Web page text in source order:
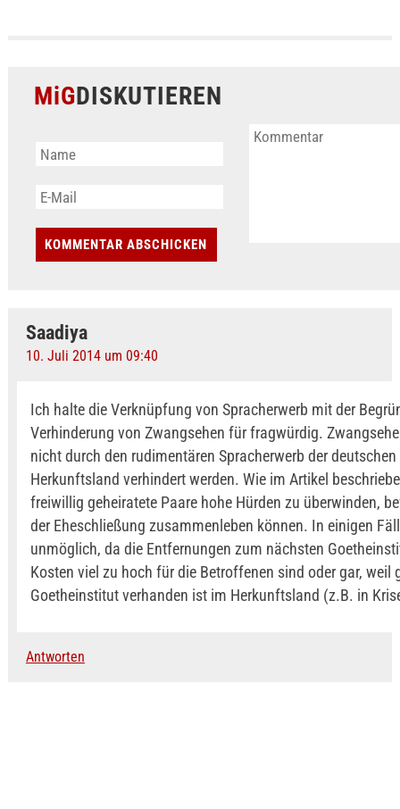
MiGDISKUTIEREN
Saadiya
10. Juli 2014 um 09:40
Ich halte die Verknüpfung von Spracherwerb mit der
Verhinderung von Zwangsehen für fragwürdig.
nicht durch den rudimentären Spracherwerb der
Herkunftsland verhindert werden. Wie im Artikel
freiwillig geheiratete Paare hohe Hürden zu überwinden,
der Eheschließung zusammenleben können. In einigen
unmöglich, da die Entfernungen zum nächsten
Kosten viel zu hoch für die Betroffenen sind oder gar, weil
Goetheinstitut verhanden ist im Herkunftsland (z.B. in
Antworten